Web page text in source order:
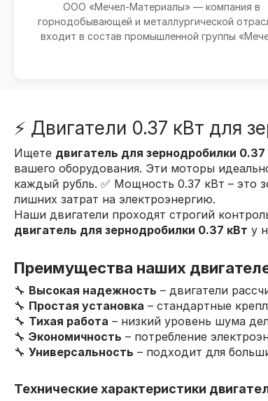
ООО «Мечел-Материалы» — компания в
горнодобывающей и металлургической
входит в состав промышленной группы
⚡ Двигатели 0.37 кВт для
Ищете двигатель для зернодробилки 0.37
вашего оборудования. Эти моторы
каждый рубль. ✅ Мощность 0.37 кВт – это
лишних затрат на электроэнергию.
Наши двигатели проходят строгий
двигатель для зернодробилки 0.37 кВт у
Преимущества наших
🔧 Высокая надежность – двигатели
🔧 Простая установка – стандартные
🔧 Тихая работа – низкий уровень шума
🔧 Экономичность – потребление
🔧 Универсальность – подходит для
Технические характеристики